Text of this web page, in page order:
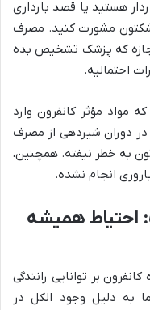
هستید یا قصد بارداری
مشورت کنید. مصرف
مجازه که پزشک تشخیص بده
احتمالیه.
مؤثر کانفرون وارد
در دوران شیردهی از مصرف
به خطر نیفته. همچنین،
انجام نشده.
احتیاط همیشه
بر توانایی رانندگی
به دلیل وجود الکل در